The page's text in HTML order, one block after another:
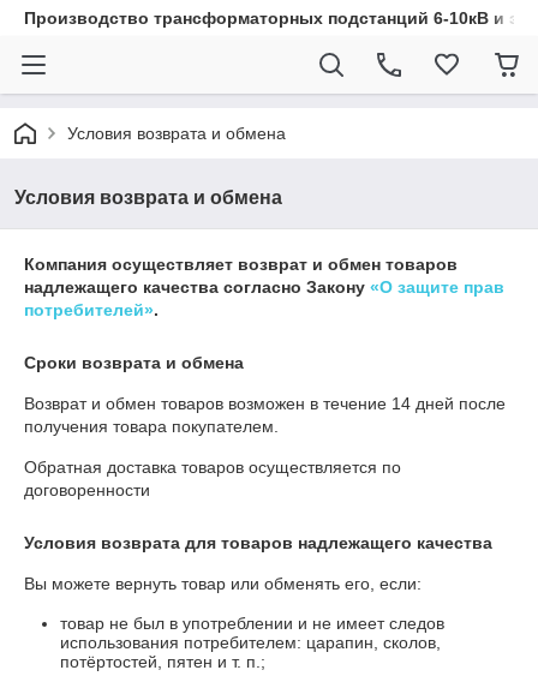
Производство трансформаторных подстанций 6-10кВ и
Условия возврата и обмена
Условия возврата и обмена
Компания осуществляет возврат и обмен товаров
надлежащего качества согласно Закону «О защите прав
потребителей».
Сроки возврата и обмена
Возврат и обмен товаров возможен в течение 14 дней после
получения товара покупателем.
Обратная доставка товаров осуществляется по
договоренности
Условия возврата для товаров надлежащего качества
Вы можете вернуть товар или обменять его, если:
товар не был в употреблении и не имеет следов
использования потребителем: царапин, сколов,
потёртостей, пятен и т. п.;